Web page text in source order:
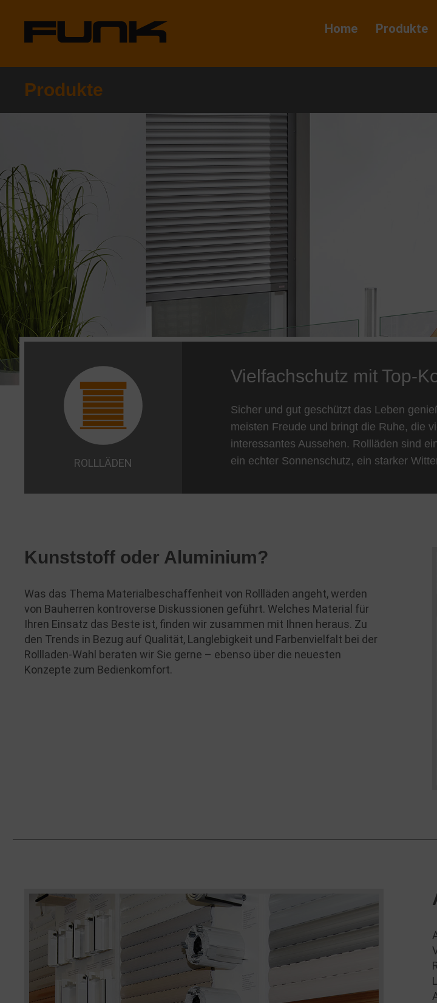
Home Produkte
Produkte
ROLLLÄDEN
Vielfachschutz mit Top-
Sicher und gut geschützt das Leben
meisten Freude und bringt die Ruhe, die
interessantes Aussehen. Rollläden sind
ein echter Sonnenschutz, ein starker
Kunststoff oder Aluminium?
Was das Thema Materialbeschaffenheit von Rollläden angeht, werden
von Bauherren kontroverse Diskussionen geführt. Welches Material für
Ihren Einsatz das Beste ist, finden wir zusammen mit Ihnen heraus. Zu
den Trends in Bezug auf Qualität, Langlebigkeit und Farbenvielfalt bei der
Rollladen-Wahl beraten wir Sie gerne – ebenso über die neuesten
Konzepte zum Bedienkomfort.